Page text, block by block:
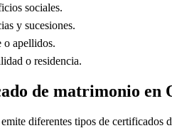
sociales.
y sucesiones.
o apellidos.
o residencia.
de matrimonio en
emite diferentes tipos de certificados